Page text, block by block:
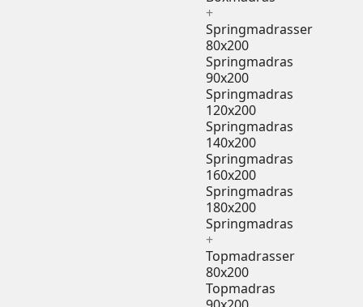
+
Springmadrasser
80x200
Springmadras
90x200
Springmadras
120x200
Springmadras
140x200
Springmadras
160x200
Springmadras
180x200
Springmadras
+
Topmadrasser
80x200
Topmadras